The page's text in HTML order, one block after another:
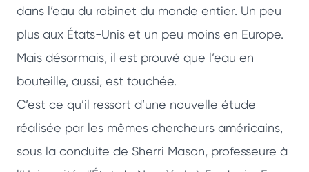
dans l’eau du robinet du monde entier. Un peu
plus aux États-Unis et un peu moins en Europe.
Mais désormais, il est prouvé que l’eau en
bouteille, aussi, est touchée.
C’est ce qu’il ressort d’une nouvelle étude
réalisée par les mêmes chercheurs américains,
sous la conduite de Sherri Mason, professeure à